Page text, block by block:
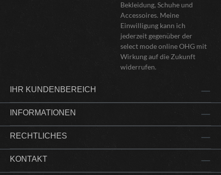
Bekleidung, Schuhe und
Accessoires. Meine
Einwilligung kann ich
jederzeit gegenüber der
select mode online OHG mit
Wirkung auf die Zukunft
widerrufen.
IHR KUNDENBEREICH
INFORMATIONEN
RECHTLICHES
KONTAKT